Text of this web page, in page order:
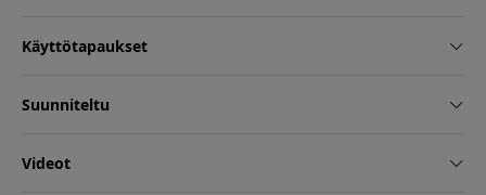
Käyttötapaukset
Suunniteltu
Videot